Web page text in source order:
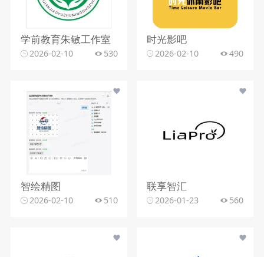
学前教育朱敏工作室
2026-02-10 530
时光影吧
2026-02-10 490
智绘精图
2026-02-10 510
联享智汇
2026-01-23 560